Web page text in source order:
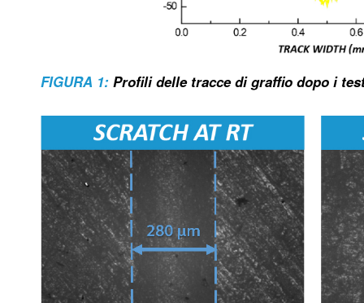
FIGURA 1: Profili delle tracce di graffio dopo i